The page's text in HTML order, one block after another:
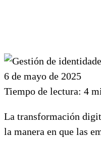
6 de mayo de 2025
Tiempo de lectura: 4
La transformación
la manera en que las